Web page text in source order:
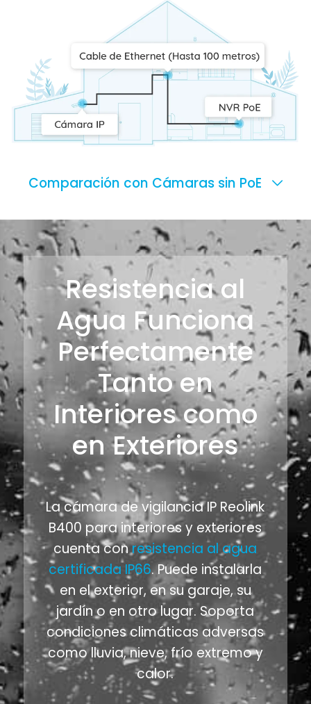
Comparación con Cámaras sin PoE
Resistencia al
Agua Funciona
Perfectamente
Tanto en
Interiores como
en Exteriores
La cámara de vigilancia IP Reolink
B400 para interiores y exteriores
cuenta conresistencia al agua
certificada IP66. Puede instalarla
en el exterior, en su garaje, su
jardín o en otro lugar. Soporta
condiciones climáticas adversas
como lluvia, nieve, frío extremo y
calor.